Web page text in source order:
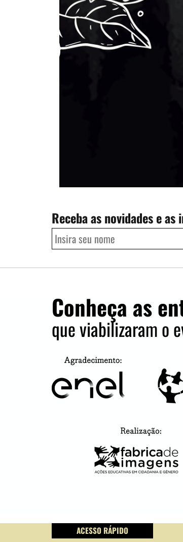
Receba as novidades e
Conheça as
que viabilizaram o
ACESSO RÁPIDO